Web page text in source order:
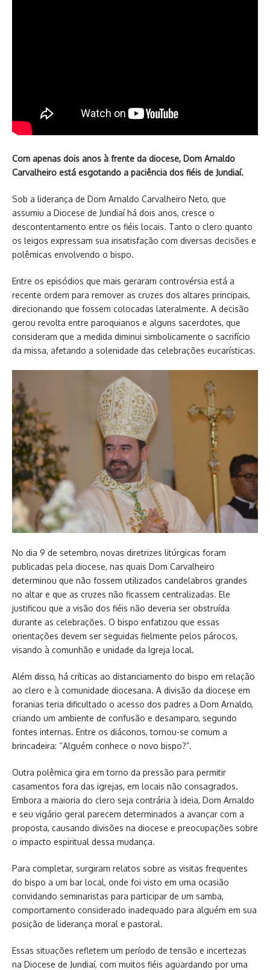
Com apenas dois anos à frente da diocese, Dom Arnaldo
Carvalheiro está esgotando a paciência dos fiéis de Jundiaí.
Sob a liderança de Dom Arnaldo Carvalheiro Neto, que
assumiu a Diocese de Jundiaí há dois anos, cresce o
descontentamento entre os fiéis locais. Tanto o clero quanto
os leigos expressam sua insatisfação com diversas decisões e
polêmicas envolvendo o bispo.
Entre os episódios que mais geraram controvérsia está a
recente ordem para remover as cruzes dos altares principais,
direcionando que fossem colocadas lateralmente. A decisão
gerou revolta entre paroquianos e alguns sacerdotes, que
consideram que a medida diminui simbolicamente o sacrifício
da missa, afetando a solenidade das celebrações eucarísticas.
No dia 9 de setembro, novas diretrizes litúrgicas foram
publicadas pela diocese, nas quais Dom Carvalheiro
determinou que não fossem utilizados candelabros grandes
no altar e que as cruzes não ficassem centralizadas. Ele
justificou que a visão dos fiéis não deveria ser obstruída
durante as celebrações. O bispo enfatizou que essas
orientações devem ser seguidas fielmente pelos párocos,
visando à comunhão e unidade da Igreja local.
Além disso, há críticas ao distanciamento do bispo em relação
ao clero e à comunidade diocesana. A divisão da diocese em
foranias teria dificultado o acesso dos padres a Dom Arnaldo,
criando um ambiente de confusão e desamparo, segundo
fontes internas. Entre os diáconos, tornou-se comum a
brincadeira: “Alguém conhece o novo bispo?”.
Outra polêmica gira em torno da pressão para permitir
casamentos fora das igrejas, em locais não consagrados.
Embora a maioria do clero seja contrária à ideia, Dom Arnaldo
e seu vigário geral parecem determinados a avançar com a
proposta, causando divisões na diocese e preocupações sobre
o impacto espiritual dessa mudança.
Para completar, surgiram relatos sobre as visitas frequentes
do bispo a um bar local, onde foi visto em uma ocasião
convidando seminaristas para participar de um samba,
comportamento considerado inadequado para alguém em sua
posição de liderança moral e pastoral.
Essas situações refletem um período de tensão e incertezas
na Diocese de Jundiaí, com muitos fiéis aguardando por uma